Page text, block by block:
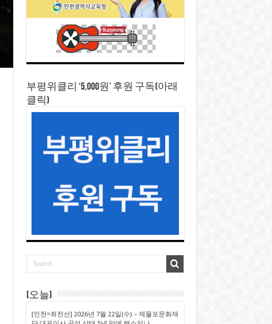
부평위클리 ‘5,000원’ 후원 구독(아래
클릭)
[오늘]
[인천=최전선] 2026년 7월 22일(수) – 제물포문화재